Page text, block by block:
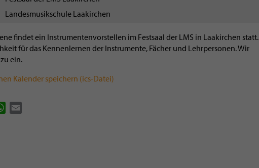
Landesmusikschule Laakirchen
findet ein Instrumentenvorstellen im Festsaal der LMS in Laakirchen statt.
für das Kennenlernen der Instrumente, Fächer und Lehrpersonen. Wir
ein.
Kalender speichern (ics-Datei)
WhatsApp